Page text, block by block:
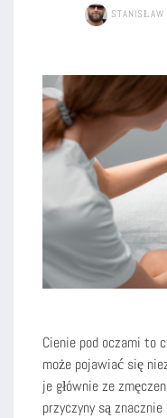
STANISŁAW
Cienie pod oczami to
może pojawiać się
je głównie ze
przyczyny są